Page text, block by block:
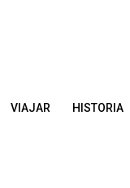
VIAJAR HISTORIA